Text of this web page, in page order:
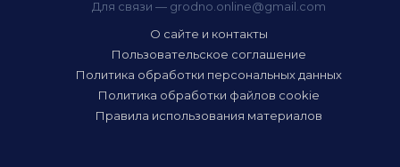
Для связи — grodno.online@gmail.com
О сайте и контакты
Пользовательское соглашение
Политика обработки персональных данных
Политика обработки файлов cookie
Правила использования материалов